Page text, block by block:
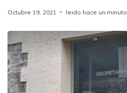
Octubre 19, 2021 leido hace un minuto